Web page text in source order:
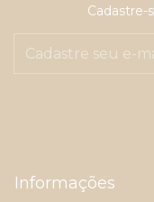
Cadastre-
Informações